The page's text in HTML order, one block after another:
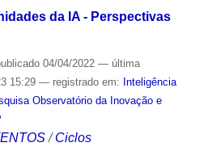
da IA - Perspectivas
04/04/2022 — última
15:29 — registrado em: Inteligência
Observatório da Inovação e
/Ciclos